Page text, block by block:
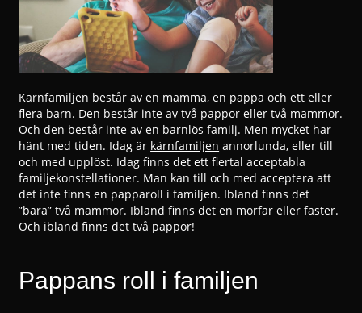
Kärnfamiljen består av en mamma, en pappa och ett eller
flera barn. Den består inte av två pappor eller två mammor.
Och den består inte av en barnlös familj. Men mycket har
hänt med tiden. Idag är kärnfamiljen annorlunda, eller till
och med upplöst. Idag finns det ett flertal acceptabla
familjekonstellationer. Man kan till och med acceptera att
det inte finns en papparoll i familjen. Ibland finns det
”bara” två mammor. Ibland finns det en morfar eller faster.
Och ibland finns dettvå pappor!
Pappans roll i familjen